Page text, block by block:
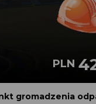
PLN
gromadzenia